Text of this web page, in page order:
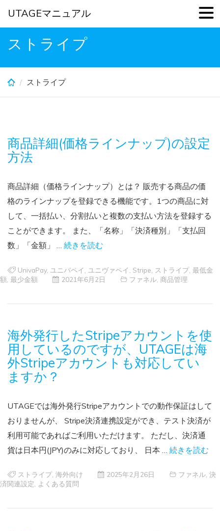
Skip
ストライプ
ストライプ
商品詳細(価格ラインナップ)の設定
方法
商品詳細（価格ラインナップ）とは？ 販売する商品の価
格のラインナップを登録できる機能です。1つの商品に対
して、一括払い、分割払いと複数の支払い方法を登録する
ことができます。 また、「名称」「決済種別」「支払回
数」「金額」 … 続きを読む
UnivaPay, ユニバペイ ユニヴァペイ Stripe ストライプ, 最低金
額 最少金額 2021年6月2日 ファネル 商品管理
海外発行したStripeアカウントを使
用しているのですが、UTAGEは海
外Stripeアカウントも対応してい
ますか？
UTAGEでは海外発行Stripeアカウントでの動作保証はして
おりませんが、 Stripe決済連携設定ができ、テスト決済が
利用可能であればご利用いただけます。 ただし、決済通
貨は日本円(JPY)のみに対応しており、 日本 … 続きを読む
ストライプ, 海外向け 2025年2月26日 ファネル 決
済関連設定 よくある質問
UTAGEマニュアル